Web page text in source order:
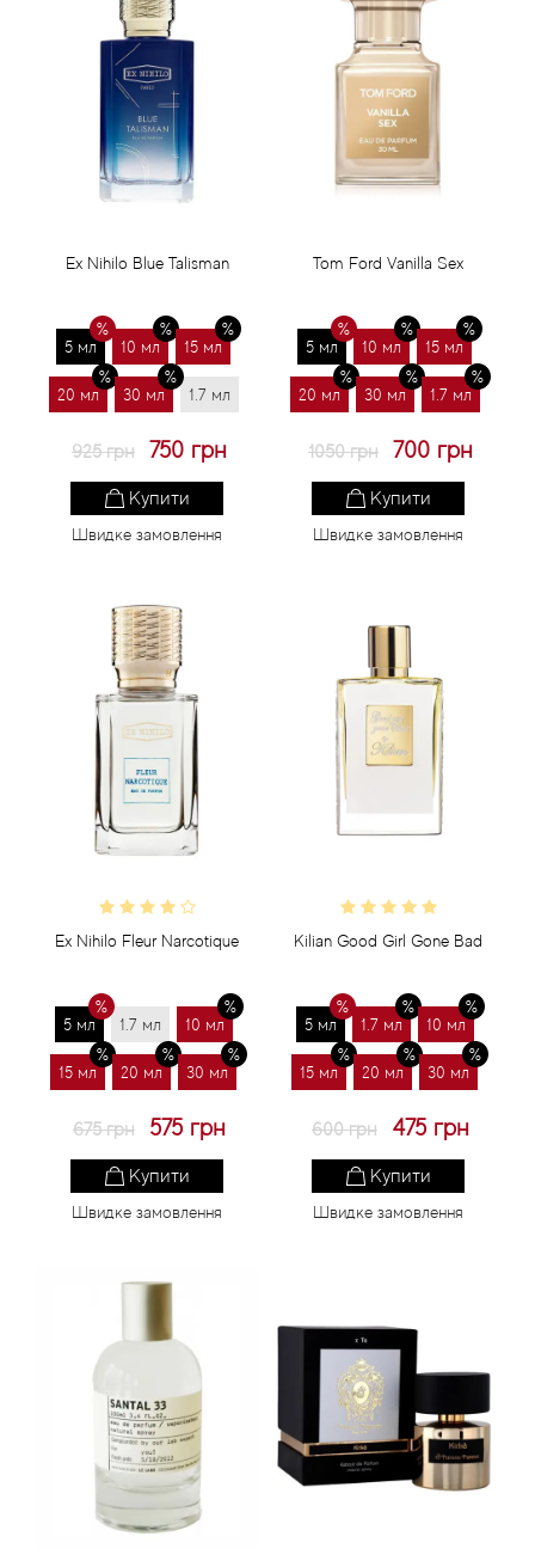
Ex Nihilo Blue Talisman
5 мл 10 мл 15 мл
20 мл 30 мл 1.7 мл
925 грн 750 грн
Купити
Швидке замовлення
Tom Ford Vanilla Sex
5 мл 10 мл 15 мл
20 мл 30 мл 1.7 мл
1050 грн 700 грн
Купити
Швидке замовлення
Ex Nihilo Fleur Narcotique
5 мл 1.7 мл 10 мл
15 мл 20 мл 30 мл
675 грн 575 грн
Купити
Швидке замовлення
Kilian Good Girl Gone Bad
5 мл 1.7 мл 10 мл
15 мл 20 мл 30 мл
600 грн 475 грн
Купити
Швидке замовлення